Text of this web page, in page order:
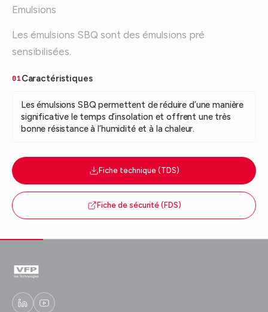
Emulsions
Les émulsions SBQ sont des émulsions pré
sensibilisées.
01Caractéristiques
Les émulsions SBQ permettent de réduire d’une manière
significative le temps d’insolation et offrent une très
bonne résistance à l’humidité et à la chaleur.
Fiche technique (TDS)
Fiche de sécurité (FDS)